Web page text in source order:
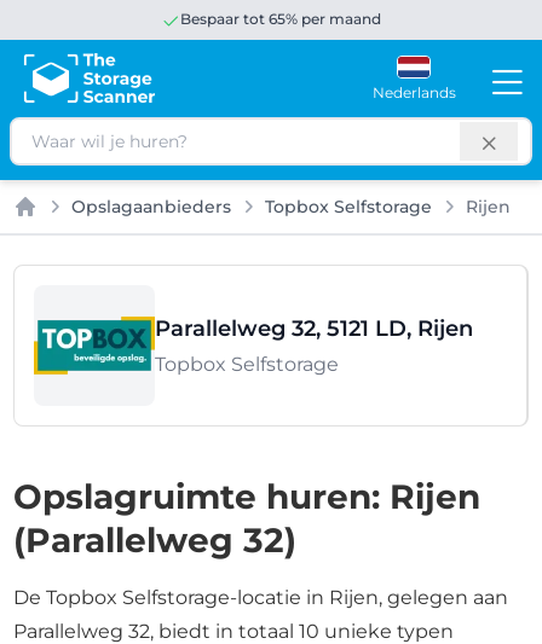
Bespaar tot 65% per maand
Nederlands
Zoeken
Home
Opslagaanbieders Topbox Selfstorage Rijen
Parallelweg 32, 5121 LD, Rijen
Topbox Selfstorage
Opslagruimte huren: Rijen
(Parallelweg 32)
De Topbox Selfstorage-locatie in Rijen, gelegen aan
Parallelweg 32, biedt in totaal 10 unieke typen